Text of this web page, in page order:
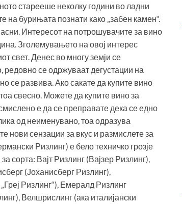
старееше неколку години во ладни
бурињата познати како „забен камен“.
Интересот на потрошувачите за вино
Зголемувањето на овој интерес
свет. Денес во многу земји се
редовно се одржуваат дегустации на
се развива. Ако сакате да купите вино
свесно. Можете да купите вино за
е да се преправате дека се едно
од неименувано, тоа одразува
нови сензации за вкус и размислете за
Ризлинг) е бело техничко грозје
сорта: Вајт Ризлинг (Вајзер Ризлинг),
(Јоханисберг Ризлинг),
Ризлинг“), Емералд Ризлинг
Велшрислинг (ака италијански